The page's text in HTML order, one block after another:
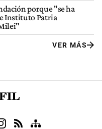
porque "se ha
Instituto Patria
VER MÁS